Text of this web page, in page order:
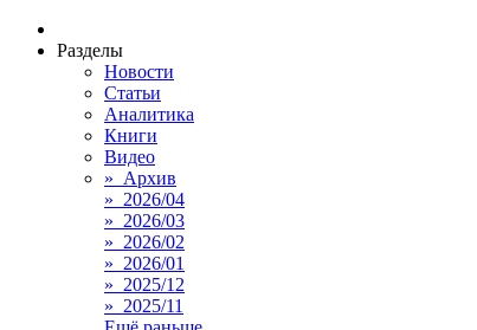
Разделы
Новости
Статьи
Аналитика
Книги
Видео
» Архив
» 2026/04
» 2026/03
» 2026/02
» 2026/01
» 2025/12
» 2025/11